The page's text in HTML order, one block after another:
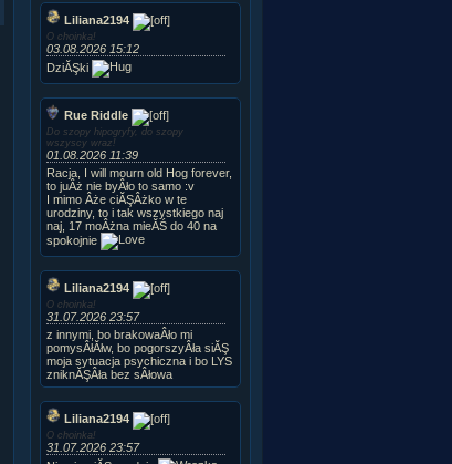
Liliana2194
O choinka!
03.08.2026 15:12
DziĂŞki
Rue Riddle
Do szopy hipogryfy, do szopy
wszyscy wraz!
01.08.2026 11:39
Racja, I will mourn old Hog forever,
to juÂż nie byÂło to samo :v
I mimo Âże ciĂŞÂżko w te
urodziny, to i tak wszystkiego naj
naj, 17 moÂżna mieĂŚ do 40 na
spokojnie
Liliana2194
O choinka!
31.07.2026 23:57
z innymi, bo brakowaÂło mi
pomysÂłĂłw, bo pogorszyÂła siĂŞ
moja sytuacja psychiczna i bo LYS
zniknĂŞÂła bez sÂłowa
Liliana2194
O choinka!
31.07.2026 23:57